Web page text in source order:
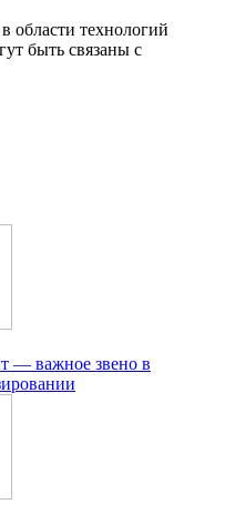
области технологий
быть связаны с
— важное звено в